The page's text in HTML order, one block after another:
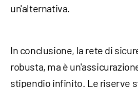
un'alternativa.
In conclusione, la rete di
robusta, ma è
stipendio infinito. Le riserve